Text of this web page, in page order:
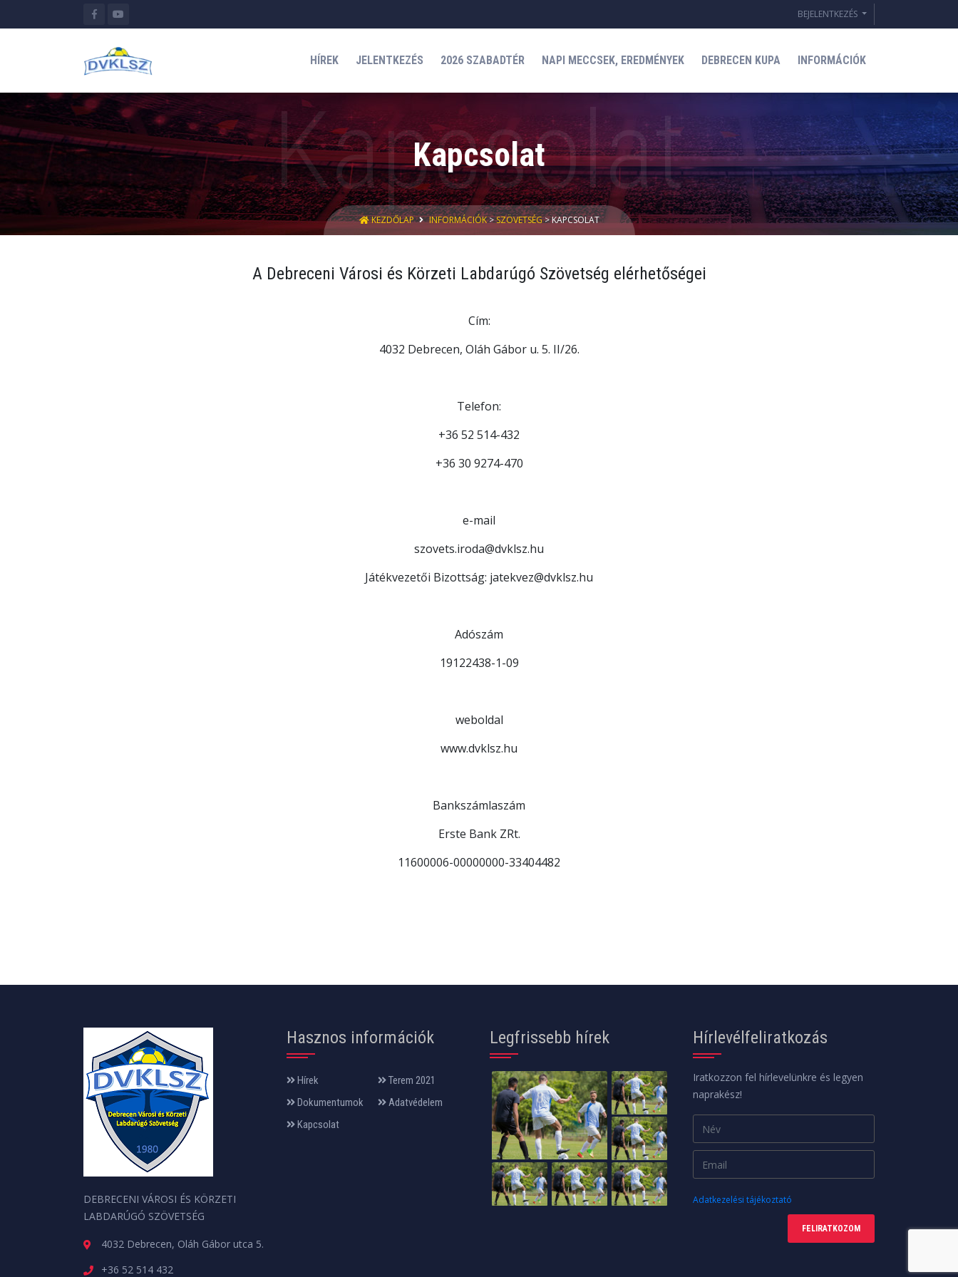
BEJELENTKEZÉS
HÍREK JELENTKEZÉS 2026 SZABADTÉR NAPI MECCSEK, EREDMÉNYEK DEBRECEN KUPA INFORMÁCIÓK
Kapcsolat
KEZDŐLAP INFORMÁCIÓK>SZÖVETSÉG> KAPCSOLAT
A Debreceni Városi és Körzeti Labdarúgó Szövetség elérhetőségei
Cím:
4032 Debrecen, Oláh Gábor u. 5. II/26.
Telefon:
+36 52 514-432
+36 30 9274-470
e-mail
szovets.iroda@dvklsz.hu
Játékvezetői Bizottság: jatekvez@dvklsz.hu
Adószám
19122438-1-09
weboldal
www.dvklsz.hu
Bankszámlaszám
Erste Bank ZRt.
11600006-00000000-33404482
DEBRECENI VÁROSI ÉS KÖRZETI
LABDARÚGÓ SZÖVETSÉG
4032 Debrecen, Oláh Gábor utca 5.
+36 52 514 432
Hasznos információk
Hírek
Terem 2021
Dokumentumok
Adatvédelem
Kapcsolat
Legfrissebb hírek Hírlevélfeliratkozás
Iratkozzon fel hírlevelünkre és legyen
naprakész!
Adatkezelési tájékoztató
FELIRATKOZOM